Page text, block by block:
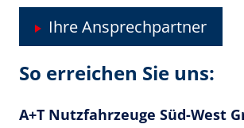
Ihre Ansprechpartner
So erreichen Sie uns:
A+T Nutzfahrzeuge Süd-West